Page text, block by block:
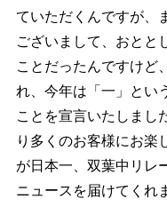
ていただくんですが、
ございまして、おとと
ことだったんですけど
れ、今年は「一」とい
ことを宣言いたしまし
り多くのお客様にお楽
が日本一、双葉中リレ
ニュースを届けてくれ